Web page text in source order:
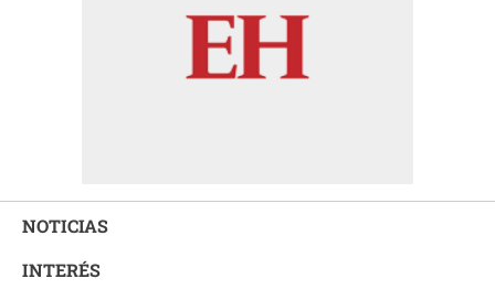
NOTICIAS
INTERÉS